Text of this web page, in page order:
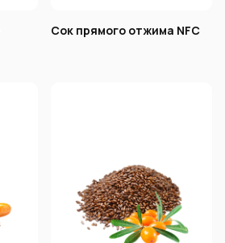
Сок прямого отжима NFC